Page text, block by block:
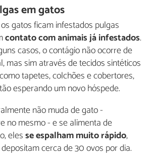
em gatos
gatos ficam infestados pulgas
contato com animais já infestados.
casos, o contágio não ocorre de
mas sim através de tecidos sintéticos
tapetes, colchões e cobertores,
esperando um novo hóspede.
não muda de gato -
no mesmo - e se alimenta de
elesse espalham muito rápido,
cerca de 30 ovos por dia.